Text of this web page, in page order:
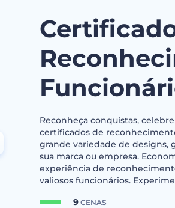
Reconheça conquistas,
certificados de
grande variedade de designs,
sua marca ou empresa.
experiência de
valiosos funcionários.
9CENAS